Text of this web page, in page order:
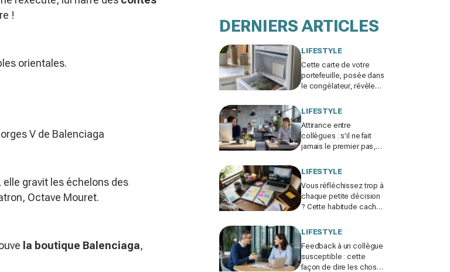
!
orientales.
V de Balenciaga
gravit les échelons des
Octave Mouret.
la boutique Balenciaga,
DERNIERS ARTICLES
LIFESTYLE
Cette carte de votre
portefeuille, posée dans
le congélateur, révèle
d’électricité grimpe
LIFESTYLE
Attirance entre
collègues : s’il ne fait
jamais le premier pas,
mais pour une raison
LIFESTYLE
Vous réfléchissez trop à
chaque petite décision
? Cette habitude cachée
votre vie
LIFESTYLE
Feedback à un collègue
susceptible : cette
façon de dire les choses